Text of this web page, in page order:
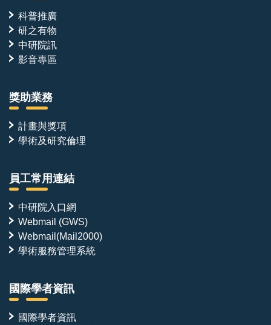
科普推廣
研之有物
中研院訊
影音專區
獎助業務
計畫與獎項
學術及研究倫理
員工常用連結
中研院入口網
Webmail (GWS)
Webmail(Mail2000)
學術服務管理系統
國際學者資訊
國際學者資訊